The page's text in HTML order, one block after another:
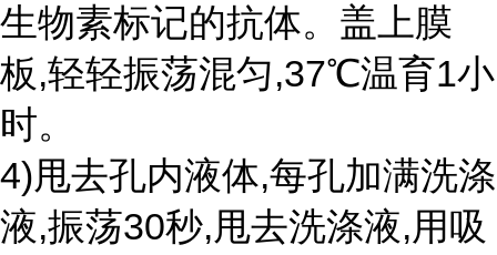
生物素标记的抗体。盖上膜
板,轻轻振荡混匀,37℃温育1小
时。
4)甩去孔内液体,每孔加满洗涤
液,振荡30秒,甩去洗涤液,用吸